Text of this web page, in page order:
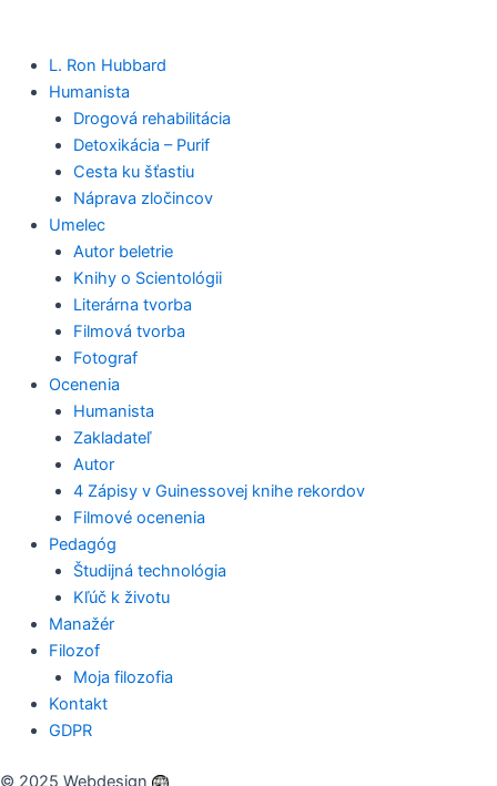
L. Ron Hubbard
Humanista
Drogová rehabilitácia
Detoxikácia – Purif
Cesta ku šťastiu
Náprava zločincov
Umelec
Autor beletrie
Knihy o Scientológii
Literárna tvorba
Filmová tvorba
Fotograf
Ocenenia
Humanista
Zakladateľ
Autor
4 Zápisy v Guinessovej knihe rekordov
Filmové ocenenia
Pedagóg
Študijná technológia
Kľúč k životu
Manažér
Filozof
Moja filozofia
Kontakt
GDPR
© 2025 Webdesign